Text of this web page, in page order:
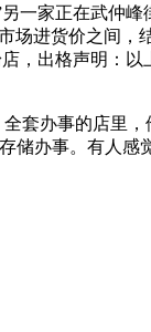
一家正在武仲
场进货价之间，
，出格声明：
套办事的店里，
储办事。有人感